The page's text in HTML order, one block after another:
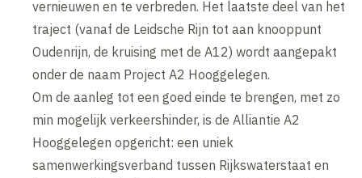
vernieuwen en te verbreden. Het laatste deel van het
traject (vanaf de Leidsche Rijn tot aan knooppunt
Oudenrijn, de kruising met de A12) wordt aangepakt
onder de naam Project A2 Hooggelegen.
Om de aanleg tot een goed einde te brengen, met zo
min mogelijk verkeershinder, is de Alliantie A2
Hooggelegen opgericht: een uniek
samenwerkingsverband tussen Rijkswaterstaat en